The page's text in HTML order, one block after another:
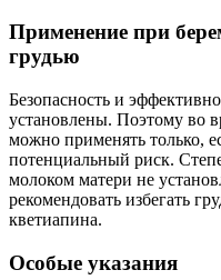
Применение при
грудью
Безопасность и
установлены. Поэтому во
можно применять только,
потенциальный риск.
молоком матери не
рекомендовать избегать
кветиапина.
Особые указания